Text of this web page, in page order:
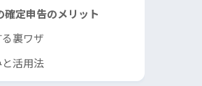
確定申告のメリット
裏ワザ
活用法